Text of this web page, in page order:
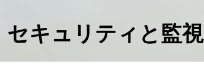
セキュリティと監視